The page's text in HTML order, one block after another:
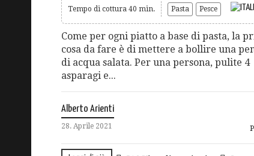
Tempo di cottura 40 min. Pasta Pesce
Come per ogni piatto a base di pasta, la
cosa da fare è di mettere a bollire una
di acqua salata. Per una persona, pulite 4
asparagi e...
Alberto Arienti
28. Aprile 2021